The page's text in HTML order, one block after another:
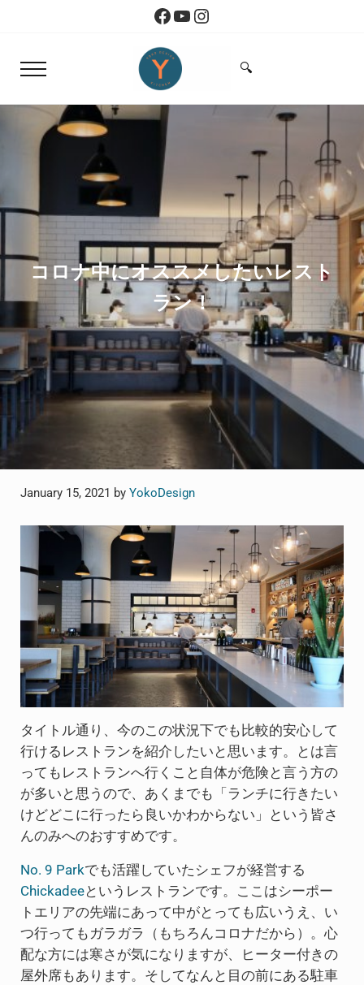
Skip to header right navigationFacebook
YouTube
Instagram
Menu
Yoko Design Kitchen
Search...
🔍
コロナ中にオススメしたいレスト
ラン！
January 15, 2021 by YokoDesign
タイトル通り、今のこの状況下でも比較的安心して
行けるレストランを紹介したいと思います。とは言
ってもレストランへ行くこと自体が危険と言う方の
が多いと思うので、あくまでも「ランチに行きたい
けどどこに行ったら良いかわからない」という皆さ
んのみへのおすすめです。
No. 9 Parkでも活躍していたシェフが経営する
Chickadeeというレストランです。ここはシーポー
トエリアの先端にあって中がとっても広いうえ、い
つ行ってもガラガラ（もちろんコロナだから）。心
配な方には寒さが気になりますが、ヒーター付きの
屋外席もあります。そしてなんと目の前にある駐車